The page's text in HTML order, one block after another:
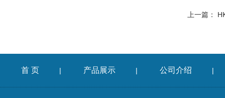
上一篇：
首 页 | 产品展示 | 公司介绍 |